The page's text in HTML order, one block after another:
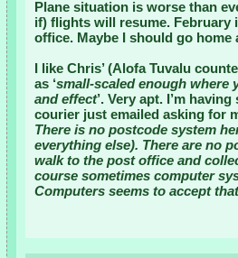
Plane situation is worse than
if) flights will resume. February
office. Maybe I should go home
I like Chris’ (Alofa Tuvalu
as ‘small-scaled enough where
and effect’. Very apt. I’m
courier just emailed asking for
There is no postcode system
everything else). There are no
walk to the post office and
course sometimes computer
Computers seems to accept